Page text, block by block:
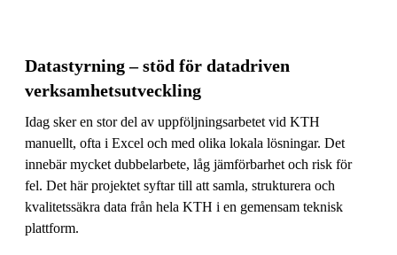
Datastyrning – stöd för datadriven
verksamhetsutveckling
Idag sker en stor del av uppföljningsarbetet vid KTH
manuellt, ofta i Excel och med olika lokala lösningar. Det
innebär mycket dubbelarbete, låg jämförbarhet och risk för
fel. Det här projektet syftar till att samla, strukturera och
kvalitetssäkra data från hela KTH i en gemensam teknisk
plattform.